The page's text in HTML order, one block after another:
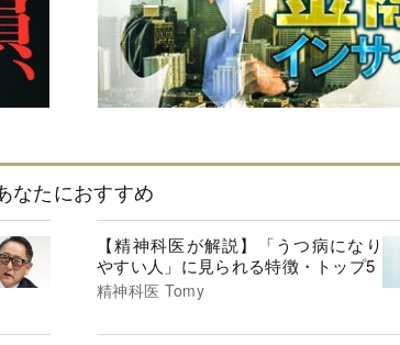
なたにおすすめ
【精神科医が解説】「うつ病になり
やすい人」に見られる特徴・トップ5
精神科医 Tomy